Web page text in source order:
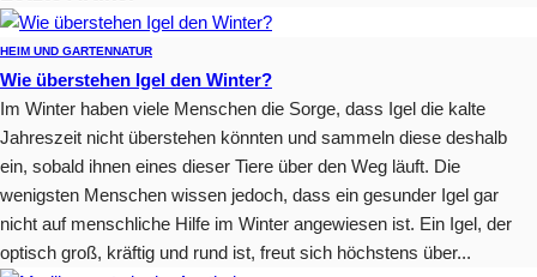
HEIM UND GARTENNATUR
Wie überstehen Igel den Winter?
Im Winter haben viele Menschen die Sorge, dass Igel die kalte
Jahreszeit nicht überstehen könnten und sammeln diese deshalb
ein, sobald ihnen eines dieser Tiere über den Weg läuft. Die
wenigsten Menschen wissen jedoch, dass ein gesunder Igel gar
nicht auf menschliche Hilfe im Winter angewiesen ist. Ein Igel, der
optisch groß, kräftig und rund ist, freut sich höchstens über...